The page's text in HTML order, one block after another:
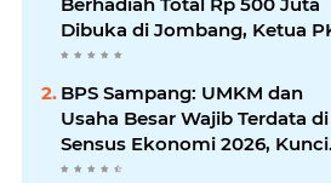
Dibuka di Jombang, Ketua
Jatim Syaifullah Mahdi: Ajang
Komunikasi Antar-Kades
Memajukan Desa
BPS Sampang: UMKM dan
Usaha Besar Wajib Terdata di
Sensus Ekonomi 2026, Kunci
Kebijakan Tepat Sasaran